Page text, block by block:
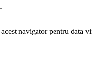
navigator pentru data